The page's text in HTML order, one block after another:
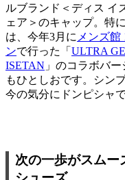
ルブランド＜ディス イ
ェア＞のキャップ。特
は、今年3月に メンズ館
ンで行った「 ULTRA
ISETAN 」のコラボバ
もひとしおです。シン
今の気分にドンピシャで
次の一歩がスムー